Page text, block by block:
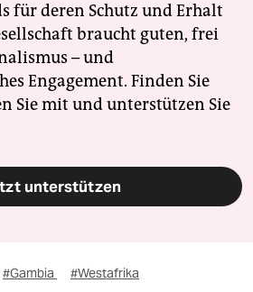
für deren Schutz und Erhalt
braucht guten, frei
– und
Engagement. Finden Sie
Sie mit und unterstützen Sie
unterstützen
#Gambia #Westafrika